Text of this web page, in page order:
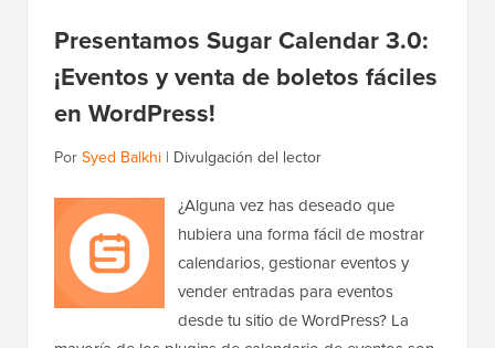
Presentamos Sugar Calendar 3.0:
¡Eventos y venta de boletos fáciles
en WordPress!
Por Syed Balkhi | Divulgación del lector
¿Alguna vez has deseado que
hubiera una forma fácil de mostrar
calendarios, gestionar eventos y
vender entradas para eventos
desde tu sitio de WordPress? La